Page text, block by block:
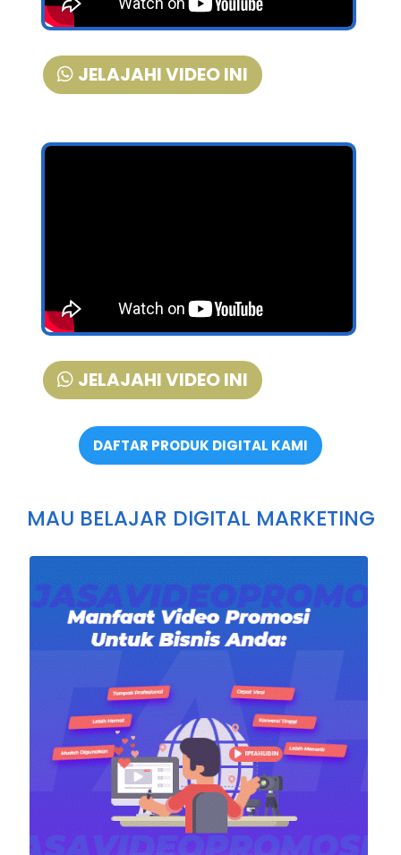
JELAJAHI VIDEO INI
JELAJAHI VIDEO INI
DAFTAR PRODUK DIGITAL KAMI
MAU BELAJAR DIGITAL MARKETING